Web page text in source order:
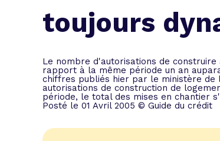
Profitez de notre expertise
Trouvez votre prêt conso
Bénéficiez de notre
toujours
Le nombre d'autorisations de
rapport à la même période un an
chiffres publiés hier par le ministère de
autorisations de construction de
période, le total des mises en chantier
Posté le 01 Avril 2005 © Guide du crédit